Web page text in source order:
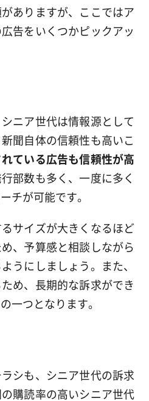
ありますが、ここではア
告をいくつかピックアッ
ニア世代は情報源として
聞自体の信頼性も高いこ
ている広告も信頼性が高
部数も多く、一度に多く
チが可能です。
サイズが大きくなるほど
、予算感と相談しながら
うにしましょう。また、
め、長期的な訴求ができ
一つとなります。
シも、シニア世代の訴求
購読率の高いシニア世代